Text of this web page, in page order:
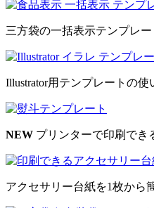
三方袋の一括表示テンプレー
Illustrator用テンプレートの使
NEW プリンターで印刷でき
アクセサリー台紙を1枚から